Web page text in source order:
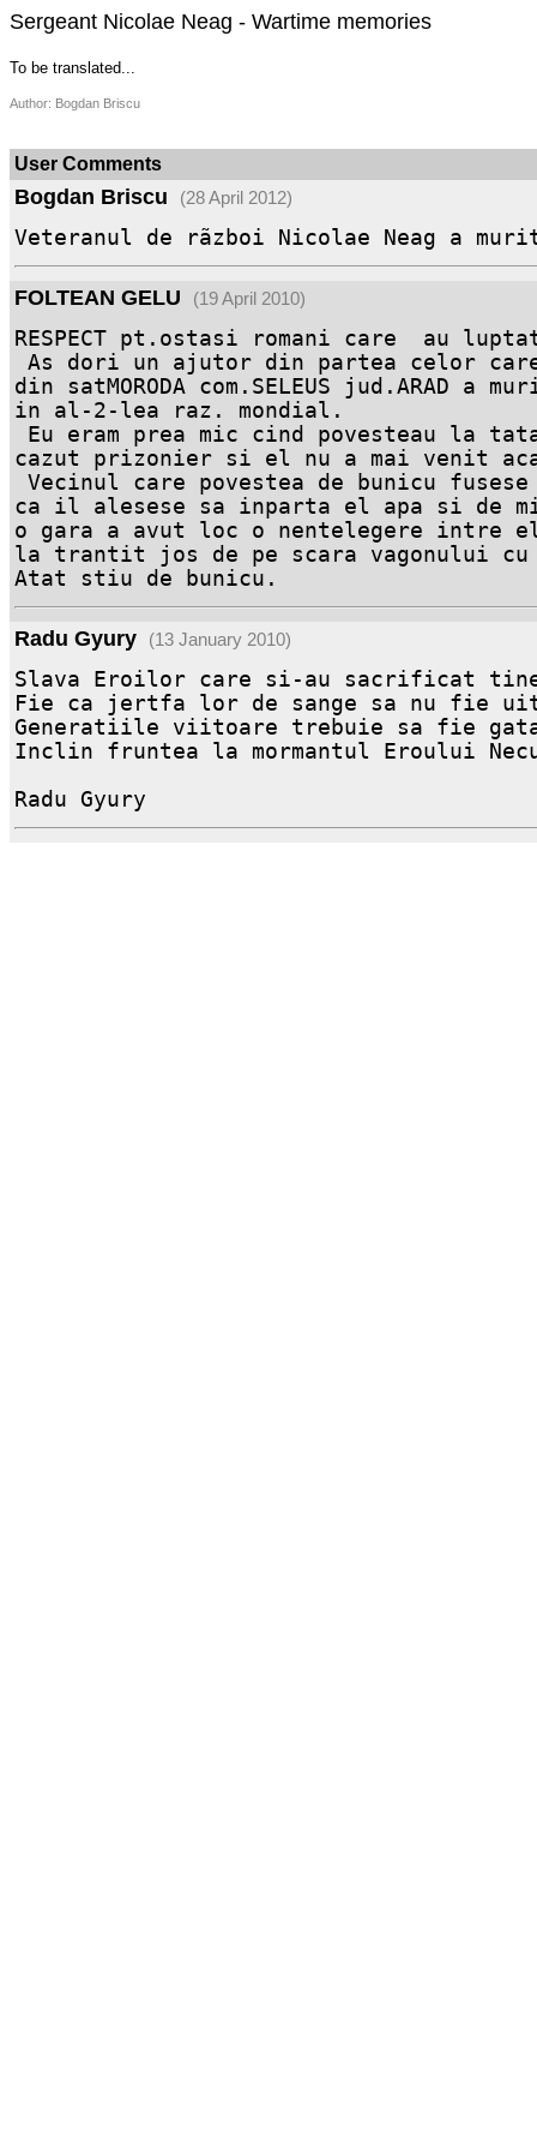
Sergeant Nicolae Neag - Wartime memories
To be translated...
Author: Bogdan Briscu
User Comments
Bogdan Briscu (28 April 2012)
Veteranul de rãzboi Nicolae Neag a
FOLTEAN GELU (19 April 2010)
RESPECT pt.ostasi romani care  au
din satMORODA com.SELEUS
in al-2-lea raz. mondial.
cazut prizonier si el nu a mai venit
ca il alesese sa inparta el apa si de
o gara a avut loc o nentelegere
la trantit jos de pe scara vagonului
Atat stiu de bunicu.
Radu Gyury (13 January 2010)
Slava Eroilor care si-au sacrificat
Fie ca jertfa lor de sange sa nu fie
Generatiile viitoare trebuie sa fie
Inclin fruntea la mormantul Eroului
Radu Gyury